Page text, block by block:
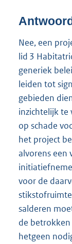
Nee, een
lid 3
generiek
leiden tot
gebieden
inzichtelijk te
op schade
het project
alvorens een
voor de
salderen
de
hetgeen